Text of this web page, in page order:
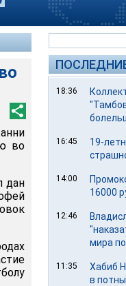
во
дан
18:36
16:45
19-
14:00
16000
12:46
мира
11:35
Хабиб
в